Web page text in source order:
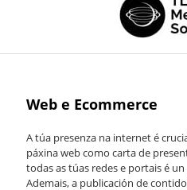
Web e Ecommerce
A túa presenza na internet é
páxina web como carta de
todas as túas redes e portais é
Ademais, a publicación de